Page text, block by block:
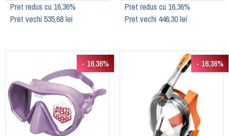
Pret redus cu 16,36%
Pret vechi 535,68 lei
Pret redus cu 16,36%
Pret vechi 446,30 lei
- 16,36% - 16,36%